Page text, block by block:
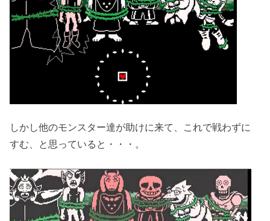
しかし他のモンスター達が助けに来て、これで戦わずに
すむ、と思っていると・・・。